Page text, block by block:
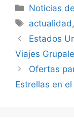
Categories
Noticias
Tags
actualidad,
Estados
Viajes
Ofertas
Estrellas en